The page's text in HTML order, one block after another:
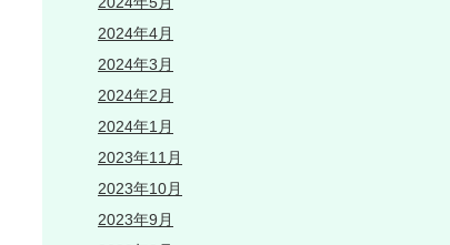
2024年4月
2024年3月
2024年2月
2024年1月
2023年11月
2023年10月
2023年9月